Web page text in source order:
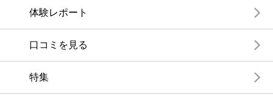
体験レポート
口コミを見る
特集